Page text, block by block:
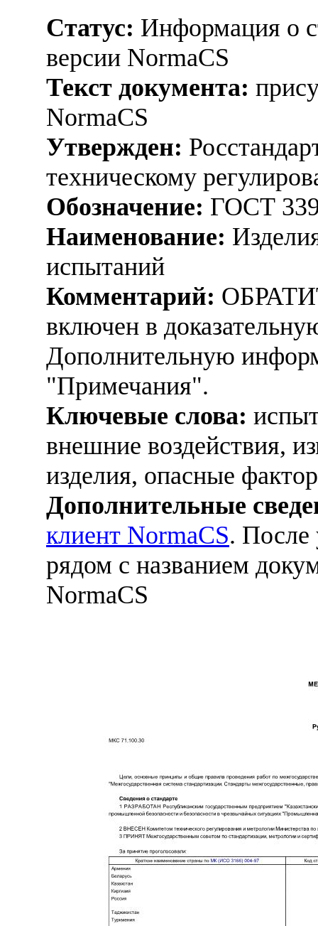
Статус: Информация о
версии NormaCS
Текст документа:
NormaCS
Утвержден:
техническому
Обозначение: ГОСТ
Наименование:
испытаний
Комментарий:
включен в
Дополнительную
"Примечания".
Ключевые слова:
внешние воздействия,
изделия, опасные
Дополнительные
клиент NormaCS. После
рядом с названием
NormaCS